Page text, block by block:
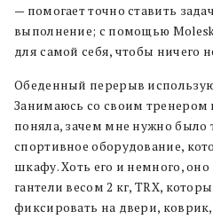
— помогает точно ставить
выполнение; с помощью
для самой себя, чтобы ничего
Обеденный перерыв
Занимаюсь со своим тренером
поняла, зачем мне нужно
спортивное оборудование,
шкафу. Хоть его и немного,
гантели весом 2 кг, TRX,
фиксировать на двери,